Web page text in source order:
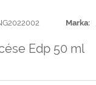
Marka
Edp 50 ml